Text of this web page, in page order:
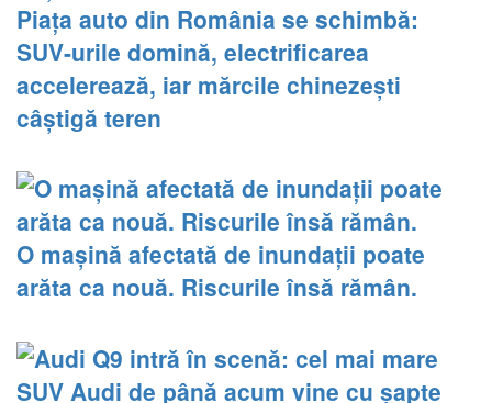
Piața auto din România se schimbă:
SUV-urile domină, electrificarea
accelerează, iar mărcile chinezești
câștigă teren
O mașină afectată de inundații poate
arăta ca nouă. Riscurile însă rămân.